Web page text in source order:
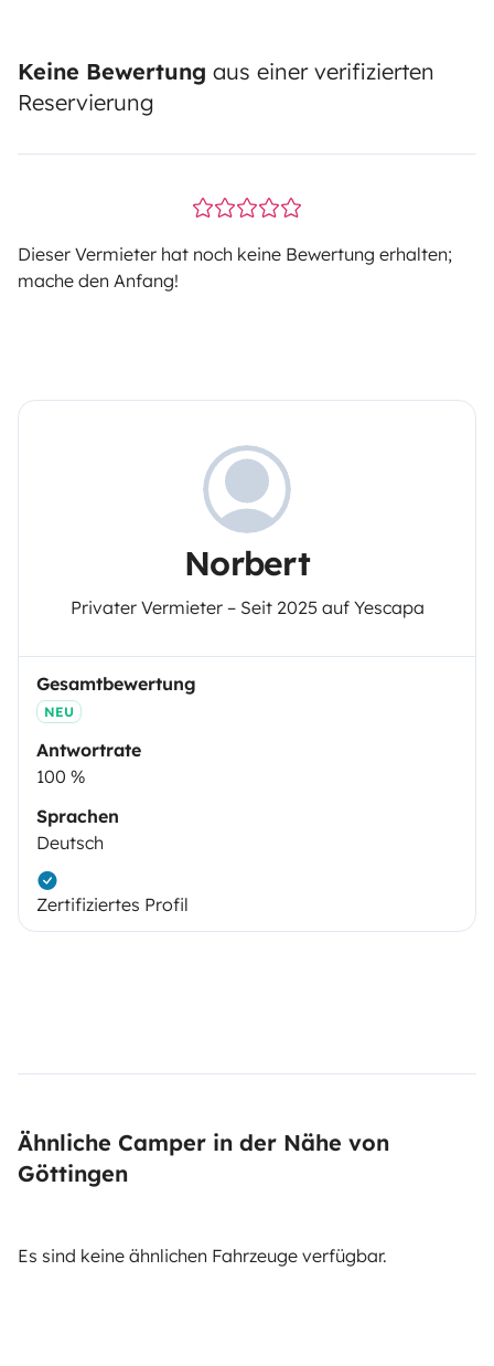
Keine Bewertung aus einer verifizierten
Reservierung
Dieser Vermieter hat noch keine Bewertung erhalten;
mache den Anfang!
Norbert
Privater Vermieter – Seit 2025 auf Yescapa
Gesamtbewertung
NEU
Antwortrate
100 %
Sprachen
Deutsch
Zertifiziertes Profil
Ähnliche Camper in der Nähe von
Göttingen
Es sind keine ähnlichen Fahrzeuge verfügbar.